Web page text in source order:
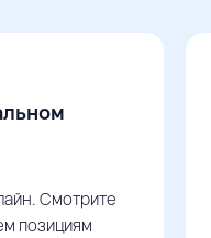
Смотрите
позициям